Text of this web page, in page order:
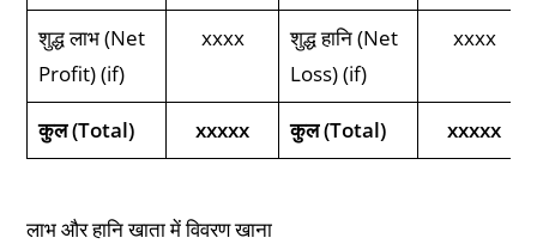
शुद्ध लाभ (Net
Profit) (if)
xxxx
शुद्ध हानि (Net
Loss) (if)
xxxx
कुल (Total) xxxxx कुल (Total) xxxxx
लाभ और हानि खाता में विवरण खाना